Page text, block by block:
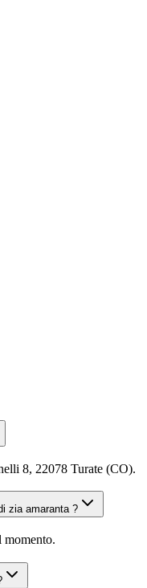
8, 22078 Turate (CO).
zia amaranta ?
momento.